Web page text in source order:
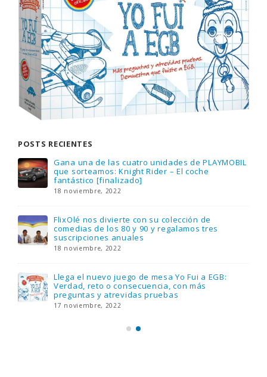
POSTS RECIENTES
Gana una de las cuatro unidades de PLAYMOBIL
que sorteamos: Knight Rider – El coche
fantástico [finalizado]
18 noviembre, 2022
FlixOlé nos divierte con su colección de
comedias de los 80 y 90 y regalamos tres
suscripciones anuales
18 noviembre, 2022
Llega el nuevo juego de mesa Yo Fui a EGB:
Verdad, reto o consecuencia, con más
preguntas y atrevidas pruebas
17 noviembre, 2022